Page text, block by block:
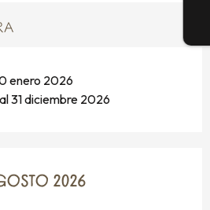
enero 2026
31 diciembre 2026
2026